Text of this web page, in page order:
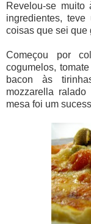
Revelou-se
ingredientes,
coisas que sei que
Começou por
cogumelos,
bacon às
mozzarella
mesa foi um